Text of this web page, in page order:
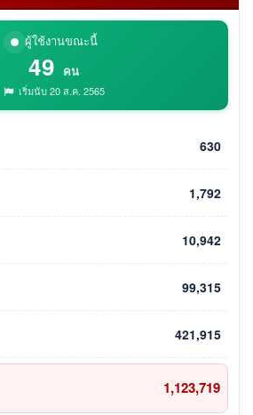
ผู้ใช้งานขณะนี้
49 คน
เริ่มนับ 20 ส.ค. 2565
630
1,792
10,942
99,315
421,915
1,123,719